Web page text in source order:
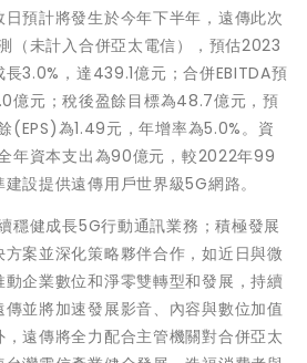
預計將發生於今年下半年，遠傳此次
（未計入合併亞太電信），預估2023
3.0%，達439.1億元；合併EBITDA預
億元；稅後盈餘目標為48.7億元，預
(EPS)為1.49元，年增率為5.0%。資
年資本支出為90億元，較2022年99
設提供遠傳用戶世界級5G網路。
穩健成長5G行動通訊業務；積極發展
案並深化策略夥伴合作，如近日與微
企業數位和淨零雙轉型和發展，持續
並將加速發展影音、內容與數位加值
遠傳將全力配合主管機關對合併亞太